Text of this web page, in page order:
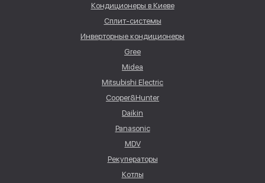
Кондиционеры в Киеве
Сплит-системы
Инверторные кондиционеры
Gree
Midea
Mitsubishi Electric
Cooper&Hunter
Daikin
Panasonic
MDV
Рекуператоры
Котлы